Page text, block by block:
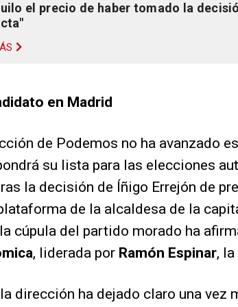
el precio de haber tomado la
en Madrid
de Podemos no ha avanzado
su lista para las elecciones
la decisión de Íñigo Errejón de
de la alcaldesa de la
cúpula del partido morado ha
, liderada por Ramón Espinar,
dirección ha dejado claro una vez